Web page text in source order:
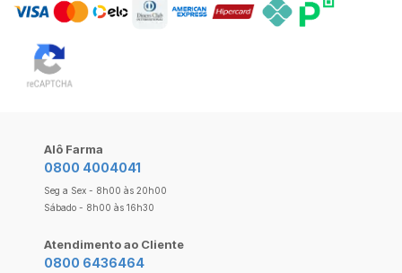
Alô Farma
0800 4004041
Seg a Sex - 8h00 às 20h00
Sábado - 8h00 às 16h30
Atendimento ao Cliente
0800 6436464